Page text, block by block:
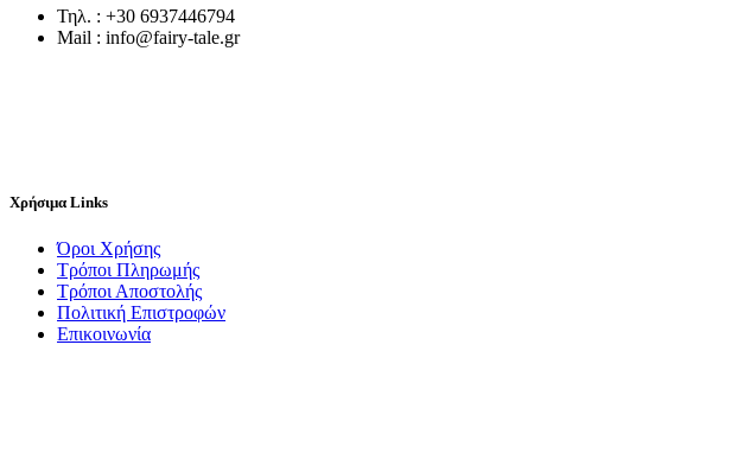
Τηλ. : +30 6937446794
Mail : info@fairy-tale.gr
Χρήσιμα Links
Όροι Χρήσης
Τρόποι Πληρωμής
Τρόποι Αποστολής
Πολιτική Επιστροφών
Επικοινωνία